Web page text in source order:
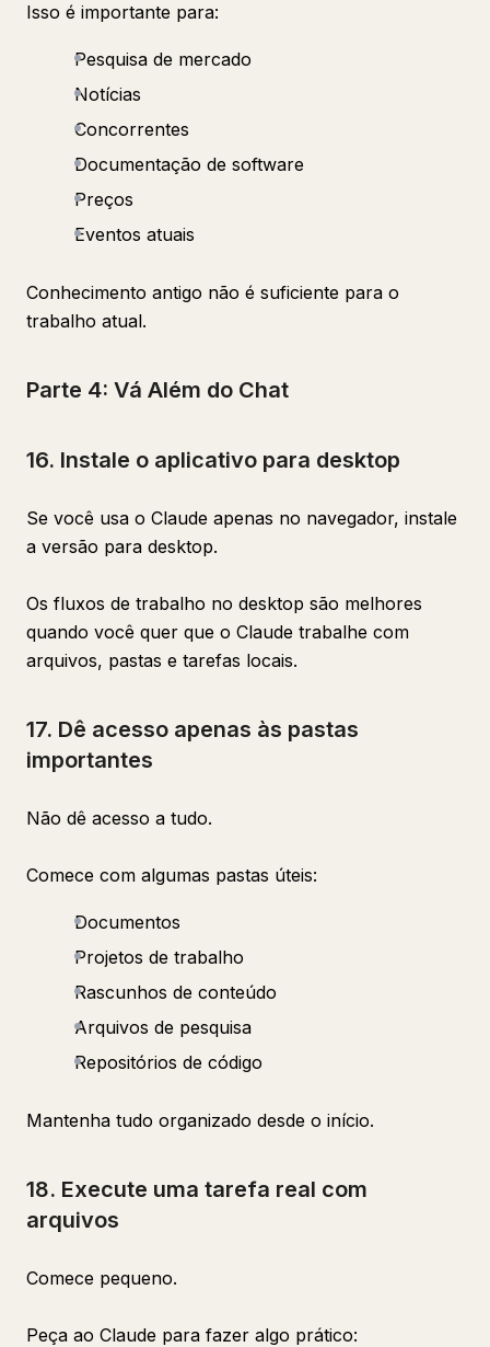
Isso é importante para:
Pesquisa de mercado
Notícias
Concorrentes
Documentação de software
Preços
Eventos atuais
Conhecimento antigo não é suficiente para o
trabalho atual.
Parte 4: Vá Além do Chat
16. Instale o aplicativo para desktop
Se você usa o Claude apenas no navegador, instale
a versão para desktop.
Os fluxos de trabalho no desktop são melhores
quando você quer que o Claude trabalhe com
arquivos, pastas e tarefas locais.
17. Dê acesso apenas às pastas
importantes
Não dê acesso a tudo.
Comece com algumas pastas úteis:
Documentos
Projetos de trabalho
Rascunhos de conteúdo
Arquivos de pesquisa
Repositórios de código
Mantenha tudo organizado desde o início.
18. Execute uma tarefa real com
arquivos
Comece pequeno.
Peça ao Claude para fazer algo prático: